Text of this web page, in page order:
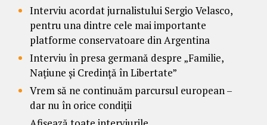
Interviu acordat jurnalistului Sergio Velasco,
pentru una dintre cele mai importante
platforme conservatoare din Argentina
Interviu în presa germană despre „Familie,
Națiune și Credință în Libertate”
Vrem să ne continuăm parcursul european –
dar nu în orice condiții